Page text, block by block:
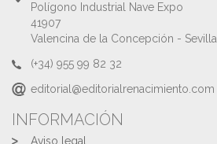
Polígono Industrial Nave Expo
41907
Valencina de la Concepción - Sevilla
(+34) 955 99 82 32
editorial@editorialrenacimiento.com
INFORMACIÓN
Aviso legal